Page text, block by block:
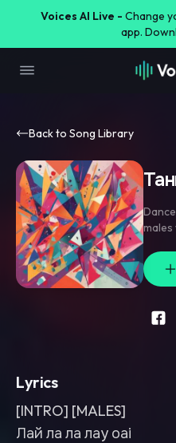
Voices AI Live - Change
app.
Back to Song Library
Dance
males
Lyrics
[INTRO] [MALES]
Лай ла ла лау оаі